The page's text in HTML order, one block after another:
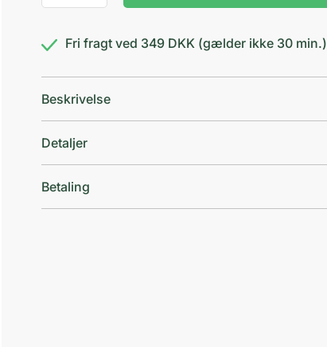
Tandbørste
antalFri fragt ved 349 DKK (gælder ikke 30 min.)
Beskrivelse
Detaljer
Betaling